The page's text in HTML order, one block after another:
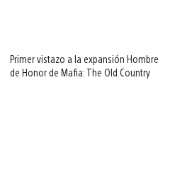
Primer vistazo a la expansión Hombre
de Honor de Mafia: The Old Country